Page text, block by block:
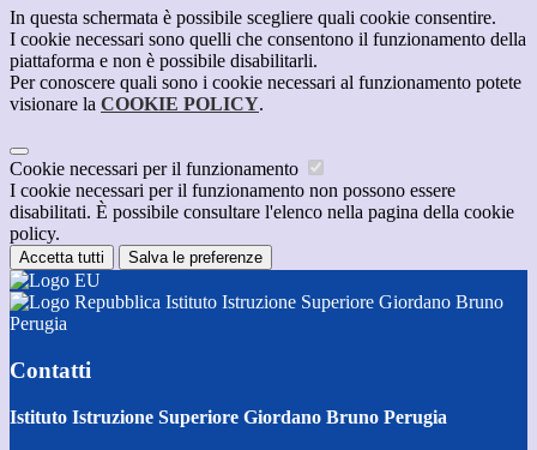
In questa schermata è possibile scegliere quali cookie consentire.
I cookie necessari sono quelli che consentono il funzionamento della
piattaforma e non è possibile disabilitarli.
Per conoscere quali sono i cookie necessari al funzionamento potete
visionare la COOKIE POLICY.
Cookie necessari per il funzionamento
I cookie necessari per il funzionamento non possono essere
disabilitati. È possibile consultare l'elenco nella pagina della cookie
policy.
Accetta tutti Salva le preferenze
Istituto Istruzione Superiore Giordano Bruno
Perugia
Contatti
Istituto Istruzione Superiore Giordano Bruno Perugia